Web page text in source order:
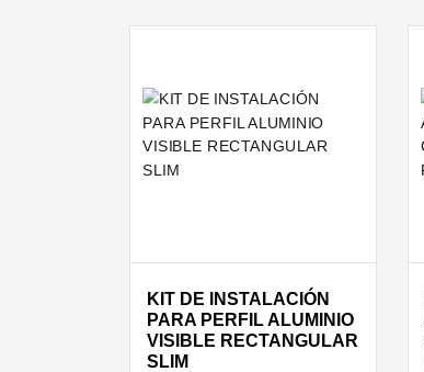
KIT DE INSTALACIÓN
PARA PERFIL ALUMINIO
VISIBLE RECTANGULAR
SLIM